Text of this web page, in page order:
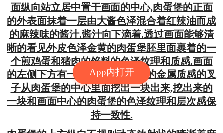
App内打开
面纵向站立居中置于画面的中心,肉蛋堡的正面
的外表面抹着一层由大酱色泽混合着红辣油而成
的麻辣味的酱汁.酱汁向下滴着.透过画面能够清
晰的看见外皮色泽金黄的肉蛋堡胚里面裹着的一
个煎鸡蛋和猪肉的馅料的色泽纹理和质感.画面
的左侧下方有一手拿着一个金色的金属质感的叉
子从肉蛋堡的中心里面挖出一块出来,挖出来的
一块和画面中心的肉蛋堡的色泽纹理和层次感保
持一致性.